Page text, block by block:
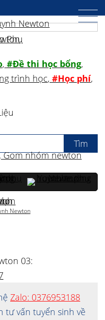
03:
Zalo: 0376953188
tư vấn tuyển sinh về
, #Đề thi học bổng,
trình học, #Học phí,
Newton